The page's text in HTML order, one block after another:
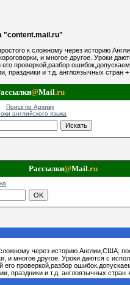
"content.mail.ru"
к сложному через историю
и многое другое. Уроки
проверкой,разбор
праздники и т.д. англоязычных стран
@Mail.ru
Поиск по Архиву
английского языка
Рассылки@Mail.ru
через историю Англии,США,
и многое другое. Уроки даются с
проверкой,разбор
праздники и т.д. англоязычных стран